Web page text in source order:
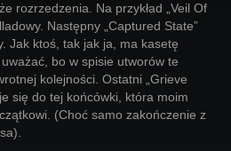
rozrzedzenia. Na przykład „Veil Of
Następny „Captured State”
Jak ktoś, tak jak ja, ma kasetę
bo w spisie utworów te
kolejności. Ostatni „Grieve
się do tej końcówki, która moim
(Choć samo zakończenie z